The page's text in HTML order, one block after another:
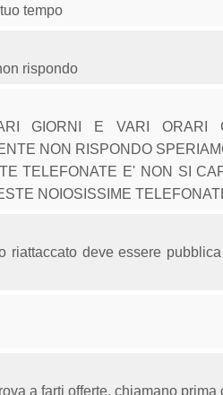
tempo
rispondo
GIORNI E VARI
NON RISPONDO
TELEFONATE E' NON SI
NOIOSISSIME
riattaccato deve essere
a farti offerte. chiamano